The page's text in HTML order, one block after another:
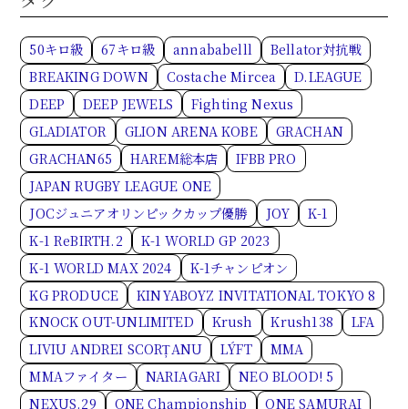
50キロ級 67キロ級 annababelll
Bellator対抗戦
BREAKING DOWN
Costache Mircea
D.LEAGUE
DEEP
DEEP JEWELS
Fighting Nexus
GLADIATOR
GLION ARENA KOBE
GRACHAN
GRACHAN65
HAREM総本店
IFBB PRO
JAPAN RUGBY LEAGUE ONE
JOCジュニアオリンピックカップ優勝
JOY
K-1
K-1 ReBIRTH.2
K-1 WORLD GP 2023
K-1 WORLD MAX 2024
K-1チャンピオン
KG PRODUCE
KINYABOYZ INVITATIONAL TOKYO 8
KNOCK OUT-UNLIMITED
Krush Krush138
LFA
LIVIU ANDREI SCORȚANU
LÝFT
MMA
MMAファイター
NARIAGARI
NEO BLOOD! 5
NEXUS.29
ONE Championship ONE SAMURAI